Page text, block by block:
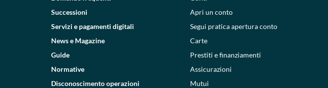
Successioni
Servizi e pagamenti digitali
News e Magazine
Guide
Normative
Disconoscimento operazioni
Apri un conto
Segui pratica apertura conto
Carte
Prestiti e finanziamenti
Assicurazioni
Mutui